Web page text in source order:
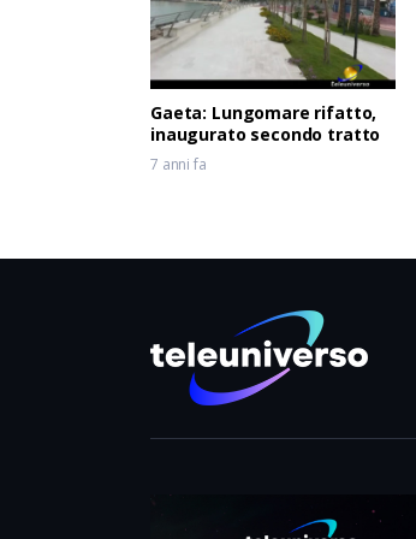
Gaeta: Lungomare rifatto,
inaugurato secondo tratto
7 anni fa